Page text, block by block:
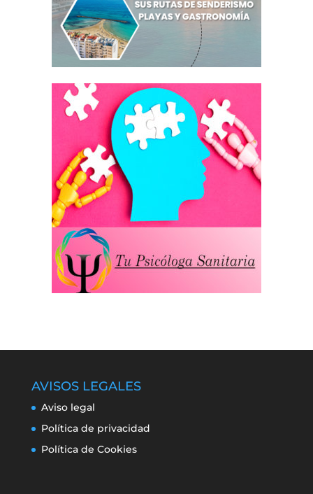
AVISOS LEGALES
Aviso legal
Política de privacidad
Política de Cookies